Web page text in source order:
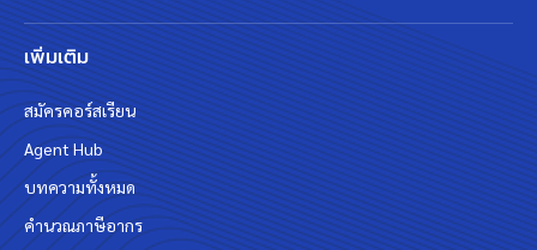
เพิ่มเติม
สมัครคอร์สเรียน
Agent Hub
บทความทั้งหมด
คำนวณภาษีอากร